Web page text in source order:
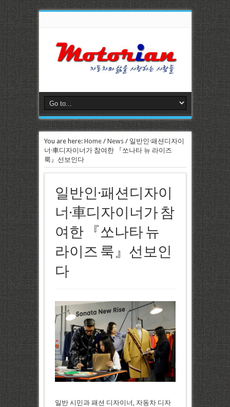
You are here: Home/ News/ 일반인·패션디자이
너·車디자이너가 참여한 『쏘나타 뉴 라이즈
룩』선보인다
일반인·패션디자이
너·車디자이너가 참
여한 『쏘나타 뉴
라이즈 룩』선보인
다
일반 시민과 패션 디자이너, 자동차 디자